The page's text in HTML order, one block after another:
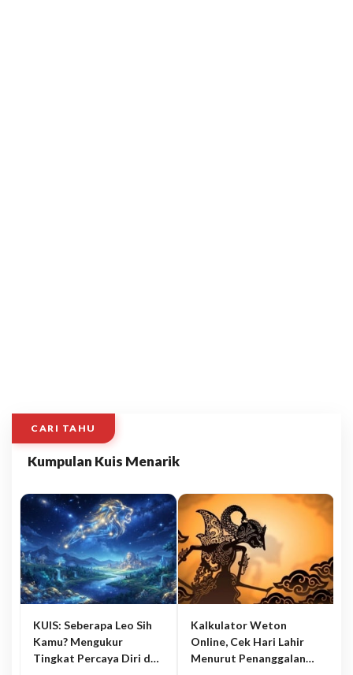
CARI TAHU
Kumpulan Kuis Menarik
KUIS: Seberapa Leo Sih
Kamu? Mengukur
Tingkat Percaya Diri dan
Kalkulator Weton
Online, Cek Hari Lahir
Menurut Penanggalan